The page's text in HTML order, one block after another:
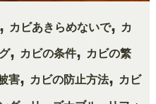
カビあきらめないで, カ
, カビの条件, カビの繁
害, カビの防止方法, カビ